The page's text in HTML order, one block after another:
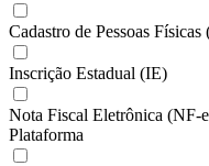
Cadastro de Pessoas Físicas
Inscrição Estadual (IE)
Nota Fiscal Eletrônica (NF-
Plataforma